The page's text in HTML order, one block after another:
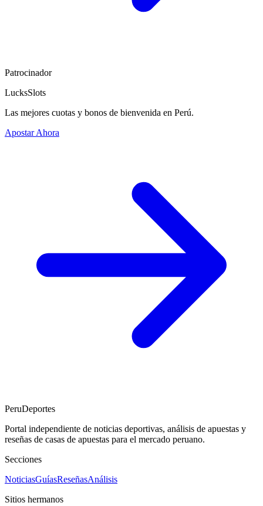
Patrocinador
LucksSlots
Las mejores cuotas y bonos de bienvenida en Perú.
Apostar Ahora
PeruDeportes
Portal independiente de noticias deportivas, análisis de apuestas y
reseñas de casas de apuestas para el mercado peruano.
Secciones
NoticiasGuíasReseñasAnálisis
Sitios hermanos